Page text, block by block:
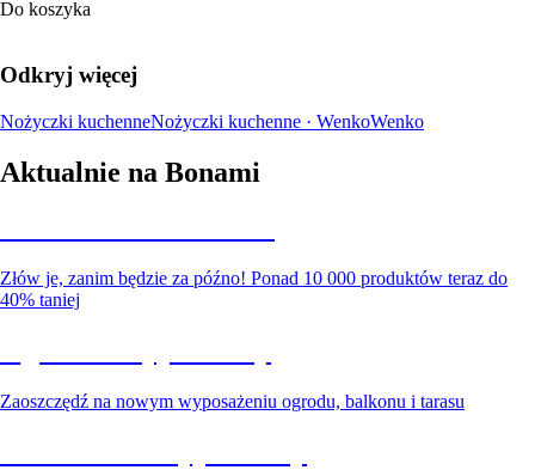
Do koszyka
Odkryj więcej
Nożyczki kuchenneNożyczki kuchenne · WenkoWenko
Aktualnie na Bonami
Złów je, zanim będzie za późno! Ponad 10 000 produktów teraz do
40% taniej
Zaoszczędź na nowym wyposażeniu ogrodu, balkonu i tarasu